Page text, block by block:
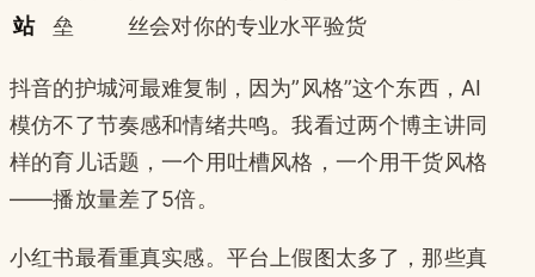
站
垒
丝会对你的专业水平验货
抖音的护城河最难复制，因为”风格”这个东西，AI
模仿不了节奏感和情绪共鸣。我看过两个博主讲同
样的育儿话题，一个用吐槽风格，一个用干货风格
——播放量差了5倍。
小红书最看重真实感。平台上假图太多了，那些真